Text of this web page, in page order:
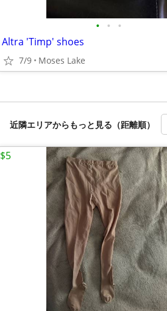
• • •
Altra 'Timp' shoes
7/9 Moses Lake
近隣エリアからもっと見る（距離順）
$5